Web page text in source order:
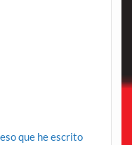
que he escrito